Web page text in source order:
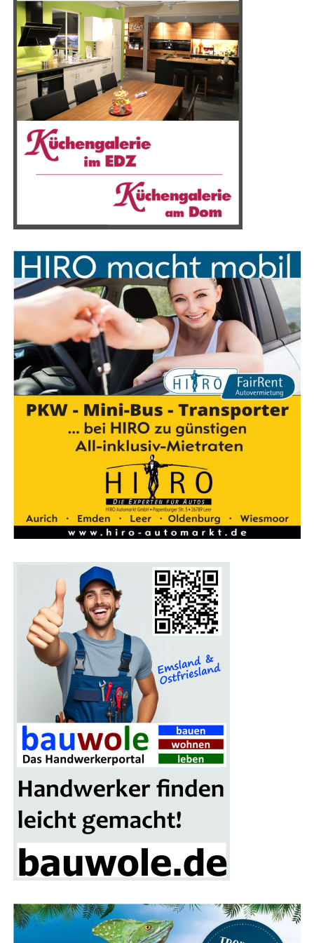
ten direkt an der Emslandhalle.
Anzeige
Ein Pro­gramm für die gan­ze Familie
Auch Fami­li­en kom­men auf der Bau­mes­se Lin­gen auf
ihre Kos­ten. Für Kin­der gibt es an vie­len Stän­den spe­zi­
el­le Attrak­tio­nen, die den Mes­se­be­such unter­halt­sam
gestal­ten. Das Mes­se­re­stau­rant lädt zu einer Pau­se ein,
bei der sich die Besu­cher für den wei­te­ren Rund­gang
stär­ken können.
Ein wei­te­res High­light der Mes­se ist das gro­ße Gewinn­
spiel, bei dem ein schi­cker Mitsu­bi­shi Colt als Haupt­ge­
winn winkt. Alle Besu­cher erhal­ten mit ihrer Ein­tritts­
kar­te einen Teil­nah­me-Cou­pon, der in die Los­box auf
dem Mes­se­ge­län­de ein­ge­wor­fen wer­den kann. Die Ver­lo­
sung des Haupt­prei­ses erfolgt am Ende der Bau­mes­se-
Sai­son im nächs­ten Frühjahr.
Fokus auf Pho­to­vol­ta­ik und Solaranlagen
Ein beson­de­rer Schwer­punkt der Bau­mes­se Lin­gen liegt
auf alter­na­ti­ven Ener­gie­quel­len, ins­be­son­de­re Pho­to­